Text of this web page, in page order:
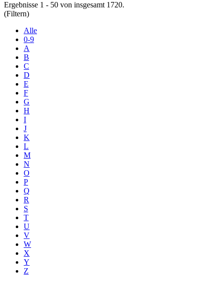
Ergebnisse 1 - 50 von insgesamt 1720.
(Filtern)
Alle
0-9
A
B
C
D
E
F
G
H
I
J
K
L
M
N
O
P
Q
R
S
T
U
V
W
X
Y
Z